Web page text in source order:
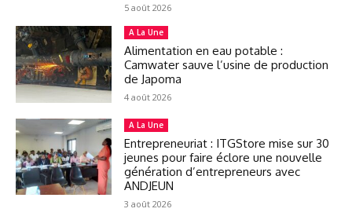
5 août 2026
A La Une
Alimentation en eau potable :
Camwater sauve l’usine de production
de Japoma
4 août 2026
A La Une
Entrepreneuriat : ITGStore mise sur 30
jeunes pour faire éclore une nouvelle
génération d’entrepreneurs avec
ANDJEUN
3 août 2026